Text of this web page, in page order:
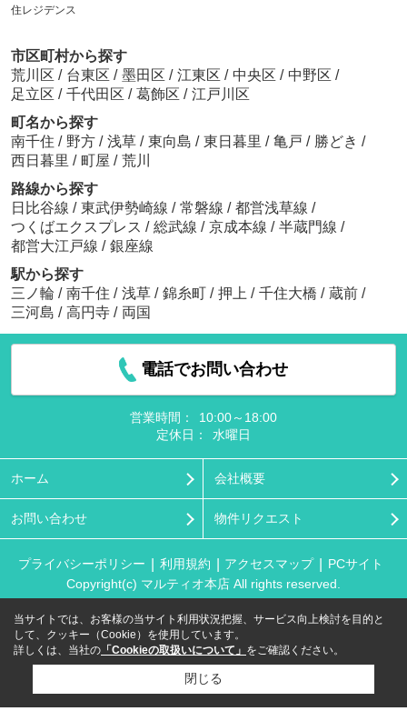
住レジデンス
市区町村から探す
荒川区 / 台東区 / 墨田区 / 江東区 / 中央区 / 中野区 /
足立区 / 千代田区 / 葛飾区 / 江戸川区
町名から探す
南千住 / 野方 / 浅草 / 東向島 / 東日暮里 / 亀戸 / 勝どき /
西日暮里 / 町屋 / 荒川
路線から探す
日比谷線 / 東武伊勢崎線 / 常磐線 / 都営浅草線 /
つくばエクスプレス / 総武線 / 京成本線 / 半蔵門線 /
都営大江戸線 / 銀座線
駅から探す
三ノ輪 / 南千住 / 浅草 / 錦糸町 / 押上 / 千住大橋 / 蔵前 /
三河島 / 高円寺 / 両国
電話でお問い合わせ
営業時間：
10:00～18:00
定休日：
水曜日
ホーム 会社概要
お問い合わせ 物件リクエスト
プライバシーポリシー 利用規約 アクセスマップ
PCサイト
Copyright(c) マルティオ本店 All rights reserved.
当サイトでは、お客様の当サイト利用状況把握、サービス向上検討を目的と
して、クッキー（Cookie）を使用しています。
詳しくは、当社の 「Cookieの取扱いについて」 をご確認ください。
閉じる